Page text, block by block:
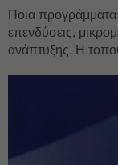
Ποια προγράμματα
επενδύσεις,
ανάπτυξης. Η